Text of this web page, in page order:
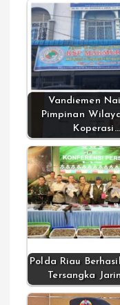
Vandiemen
Pimpinan
Koperasi…
Polda Riau
Tersangka